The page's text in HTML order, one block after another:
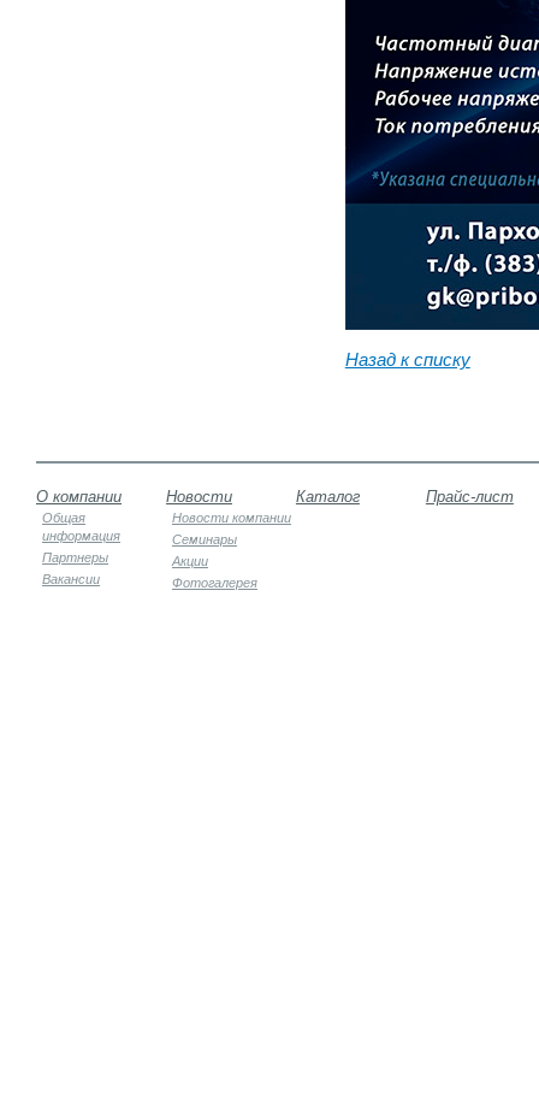
Назад к списку
О компании
Общая
информация
Партнеры
Вакансии
Новости
Новости компании
Семинары
Акции
Фотогалерея
Каталог Прайс-лист